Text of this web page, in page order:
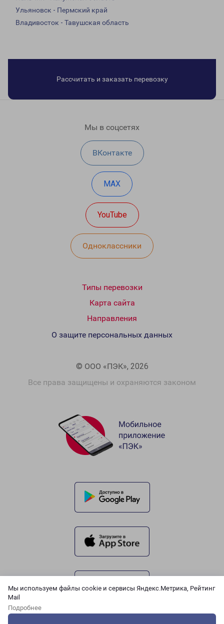
Мы используем файлы cookie и сервисы Яндекс.Метрика, Рейтинг
Mail
Подробнее
Ульяновск - Пермский край
Владивосток - Тавушская область
Рассчитать и заказать перевозку
Мы в соцсетях
ВКонтакте
MAX
YouTube
Одноклассники
Типы перевозки
Карта сайта
Направления
© ООО «ПЭК», 2026
Все права защищены и охраняются законом
О защите персональных данных